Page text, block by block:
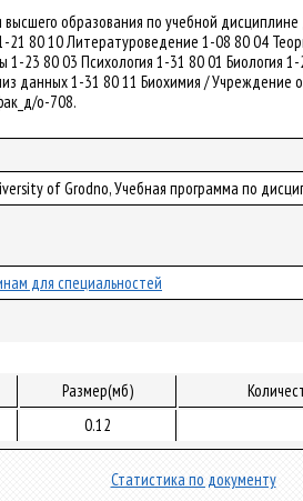
образования по учебной
80 10 Литературоведение 1-08 80 04
1-23 80 03 Психология 1-31 80 01 Биология
данных 1-31 80 11 Биохимия / Учреждение
о-708.
of Grodno, Учебная программа по
для специальностей
Размер(мб)
0.12
Статистика по документу